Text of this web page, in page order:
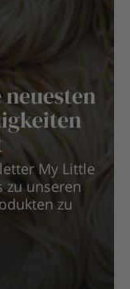
My Little
zu unseren
zu